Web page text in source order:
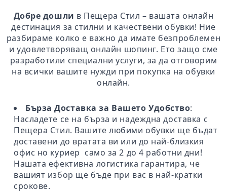
Добре дошли в Пещера Стил – вашата онлайн
дестинация за стилни и качествени обувки! Ние
разбираме колко е важно да имате безпроблемен
и удовлетворяващ онлайн шопинг. Ето защо сме
разработили специални услуги, за да отговорим
на всички вашите нужди при покупка на обувки
онлайн.
Бърза Доставка за Вашето Удобство:
Насладете се на бърза и надеждна доставка с
Пещера Стил. Вашите любими обувки ще бъдат
доставени до вратата ви или до най-близкия
офис но куриер само за 2 до 4 работни дни!
Нашата ефективна логистика гарантира, че
вашият избор ще бъде при вас в най-кратки
срокове.